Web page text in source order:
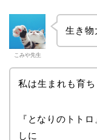
こみや先生
生き物
私は生まれも育ち
『となりのトト
しに